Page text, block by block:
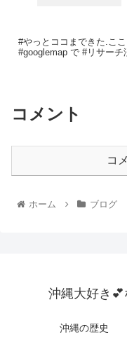
#やっとココまできた.こ
#googlemap で #リサー
コメント
コ
ホーム ブログ
沖縄大好き
沖縄の歴史